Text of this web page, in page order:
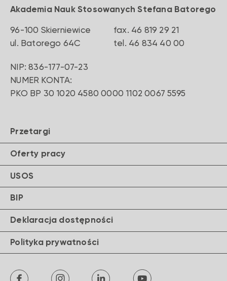
Akademia Nauk Stosowanych Stefana Batorego
96-100 Skierniewice
‍ul. Batorego 64C
fax. 46 819 29 21
‍tel. 46 834 40 00
NIP: 836-177-07-23
NUMER KONTA:
PKO BP 30 1020 4580 0000 1102 0067 5595
Przetargi
Oferty pracy
USOS
BIP
Deklaracja dostępności
Polityka prywatności